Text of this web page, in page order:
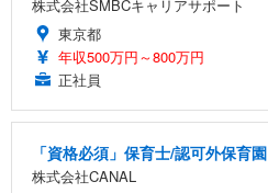
株式会社SMBCキャリアサポート
東京都
年収500万円～800万円
正社員
「資格必須」保育士/認可外保育園
株式会社CANAL